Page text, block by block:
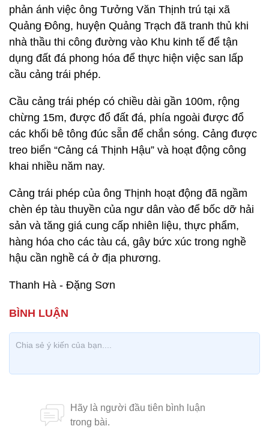
phản ánh việc ông Tưởng Văn Thịnh trú tại xã
Quảng Đông, huyện Quảng Trạch đã tranh thủ khi
nhà thầu thi công đường vào Khu kinh tế để tận
dụng đất đá phong hóa để thực hiện việc san lấp
cầu cảng trái phép.
Cầu cảng trái phép có chiều dài gần 100m, rộng
chừng 15m, được đổ đất đá, phía ngoài được đổ
các khối bê tông đúc sẵn để chắn sóng. Cảng được
treo biển “Cảng cá Thịnh Hậu” và hoạt động công
khai nhiều năm nay.
Cảng trái phép của ông Thịnh hoạt động đã ngầm
chèn ép tàu thuyền của ngư dân vào để bốc dỡ hải
sản và tăng giá cung cấp nhiên liệu, thực phẩm,
hàng hóa cho các tàu cá, gây bức xúc trong nghề
hậu cần nghề cá ở địa phương.
Thanh Hà - Đặng Sơn